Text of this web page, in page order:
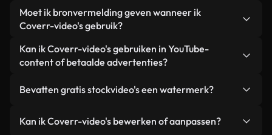
achtergrond. Zo blijft de kwaliteit hoog, worden de
laadtijden geminimaliseerd en worden
statistieken zoals LCP verbeterd.
Met Coverr AI Studio maak je direct een video.
Beschrijf de scène – bijvoorbeeld "Schoten bij
enkele seconden een gepersonaliseerde video die
voldoet aan onze licentievoorwaarden.
Moet ik bronvermelding geven wanneer ik
Coverr-video's gebruik?
Naamsvermelding is niet vereist. Alle video's in
onze stockbibliotheek zijn royaltyvrij en kunnen
hoewel dit altijd op prijs wordt gesteld.
Kan ik Coverr-video's gebruiken in YouTube-
content of betaalde advertenties?
gebruikt in YouTube-video's met advertentie-
advertenties van klanten, zolang je de beelden
Bevatten gratis stockvideo's een watermerk?
zijn of door AI gegenereerd – bevat watermerken.
Kan ik Coverr-video's bewerken of aanpassen?